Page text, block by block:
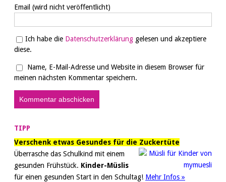
Email (wird nicht veröffentlicht)
Ich habe die Datenschutzerklärung gelesen und akzeptiere
diese.
Name, E-Mail-Adresse und Website in diesem Browser für
meinen nächsten Kommentar speichern.
TIPP
Verschenk etwas Gesundes für die Zuckertüte
Überrasche das Schulkind mit einem
gesunden Frühstück. Kinder-Müslis
für einen gesunden Start in den Schultag! Mehr Infos »